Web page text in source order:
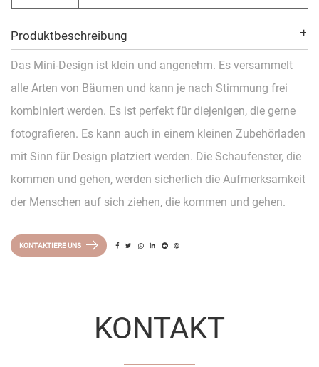
Produktbeschreibung
Das Mini-Design ist klein und angenehm. Es versammelt
alle Arten von Bäumen und kann je nach Stimmung frei
kombiniert werden. Es ist perfekt für diejenigen, die gerne
fotografieren. Es kann auch in einem kleinen Zubehörladen
mit Sinn für Design platziert werden. Die Schaufenster, die
kommen und gehen, werden sicherlich die Aufmerksamkeit
der Menschen auf sich ziehen, die kommen und gehen.
KONTAKTIERE UNS
KONTAKT